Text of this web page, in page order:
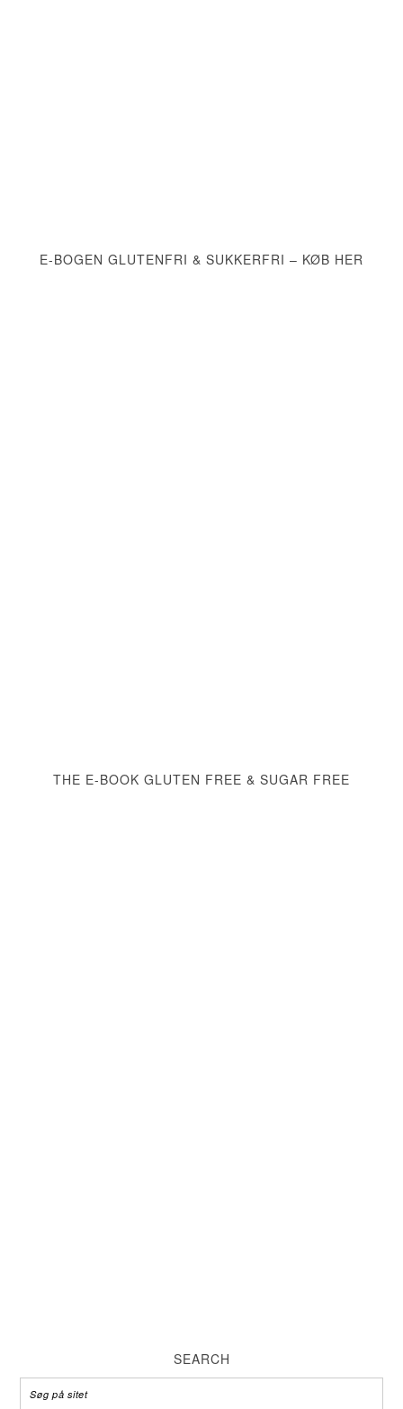
E-BOGEN GLUTENFRI & SUKKERFRI – KØB HER
THE E-BOOK GLUTEN FREE & SUGAR FREE
SEARCH